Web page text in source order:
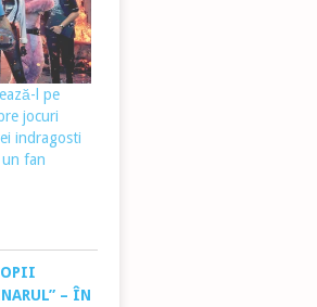
l pe
jocuri
indragosti
fan
– ÎN